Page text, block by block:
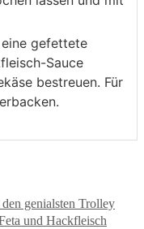
gefettete
Sauce
bestreuen. Für
genialsten Trolley
und Hackfleisch